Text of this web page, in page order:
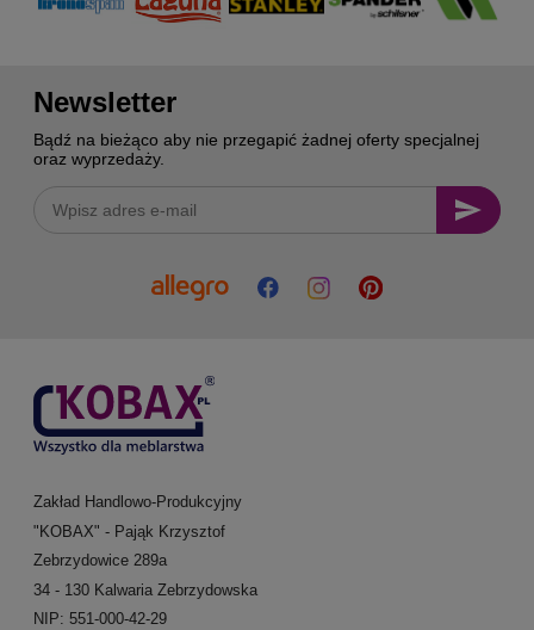
Newsletter
Bądź na bieżąco aby nie przegapić żadnej oferty specjalnej
oraz wyprzedaży.
Zakład Handlowo-Produkcyjny
"KOBAX" - Pająk Krzysztof
Zebrzydowice 289a
34 - 130 Kalwaria Zebrzydowska
NIP: 551-000-42-29